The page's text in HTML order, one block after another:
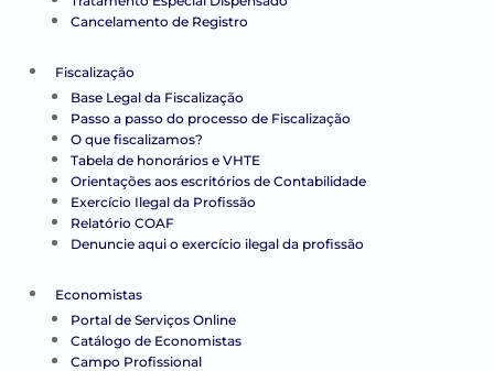
Cancelamento de Registro
Fiscalização
Base Legal da Fiscalização
Passo a passo do processo de Fiscalização
O que fiscalizamos?
Tabela de honorários e VHTE
Orientações aos escritórios de Contabilidade
Exercício Ilegal da Profissão
Relatório COAF
Denuncie aqui o exercício ilegal da profissão
Economistas
Portal de Serviços Online
Catálogo de Economistas
Campo Profissional